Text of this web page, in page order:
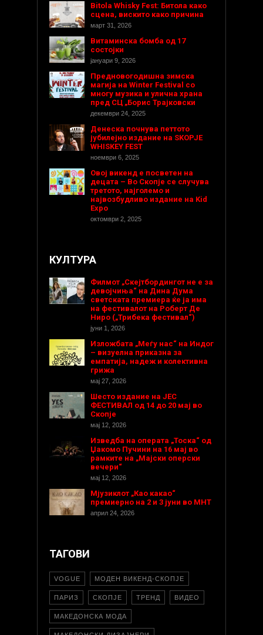
Bitola Whisky Fest: Битола како
сцена, вискито како причина
март 31, 2026
Витаминска бомба од 17
состојки
јануари 9, 2026
Предновогодишнa зимска
магија на Winter Festival со
многу музика и улична храна
пред СЦ „Борис Трајковски
декември 24, 2025
Денеска почнува петтото
јубилејно издание на SKOPJE
WHISKEY FEST
ноември 6, 2025
Овој викенд е посветен на
децата – Во Скопје се случува
третото, најголемо и
највозбудливо издание на Kid
Expo
октомври 2, 2025
КУЛТУРА
Филмот „Скејтбордингот не е за
девојчиња“ на Дина Дума
светската премиера ќе ја има
на фестивалот на Роберт Де
Ниро („Трибека фестивал“)
јуни 1, 2026
Изложбата „Меѓу нас“ на Индог
– визуелна приказна за
емпатија, надеж и колективна
грижа
мај 27, 2026
Шесто издание на ЈЕС
ФЕСТИВАЛ од 14 до 20 мај во
Скопје
мај 12, 2026
Изведба на операта „Тоска“ од
Џакомо Пучини на 16 мај во
рамките на „Мајски оперски
вечери“
мај 12, 2026
Мјузиклот „Као какао“
премиерно на 2 и 3 јуни во МНТ
април 24, 2026
ТАГОВИ
VOGUE МОДЕН ВИКЕНД-СКОПЈЕ
ПАРИЗ СКОПЈЕ ТРЕНД ВИДЕО
МАКЕДОНСКА МОДА